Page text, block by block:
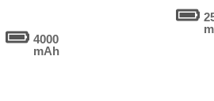
4000
mAh